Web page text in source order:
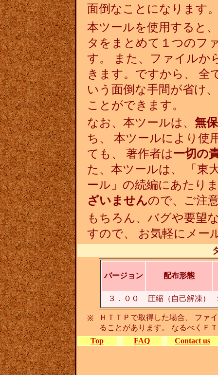
面倒なことになります
本ツールを使用すると
タをまとめて１つのフ
す。 また、ファイルか
きます。ですから、 全
いう面倒な手間が省け
ことができます。
なお、本ツールは、 無
ち、 本ツールにより使
ても、 著作者は一切の
た、本ツールは、 「東
ール」の続編にあたり
ざいませんので、ご注
もちろん、バグや要望
すので、 お気軽にメー
バージョン 配布形態
３．００ 圧縮（自己解凍）
※
ＨＴＴＰで取得した場合、 ファ
ることがあります。 なるべくＦ
Top
FAQ Contact us